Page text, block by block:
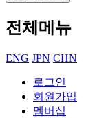
전체메뉴
ENG JPN CHN
로그인
회원가입
멤버십